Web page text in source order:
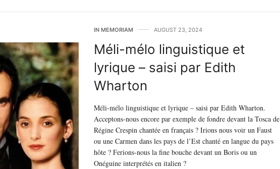
IN MEMORIAM AUGUST 23, 2024
Méli-mélo linguistique et
lyrique – saisi par Edith
Wharton
Méli-mélo linguistique et lyrique – saisi par Edith Wharton.
Acceptons-nous encore par exemple de fondre devant la Tosca de
Régine Crespin chantée en français ? Irions nous voir un Faust
ou une Carmen dans les pays de l’Est chanté en langue du pays
hôte ? Ferions-nous la fine bouche devant un Boris ou un
Onéguine interprétés en italien ?